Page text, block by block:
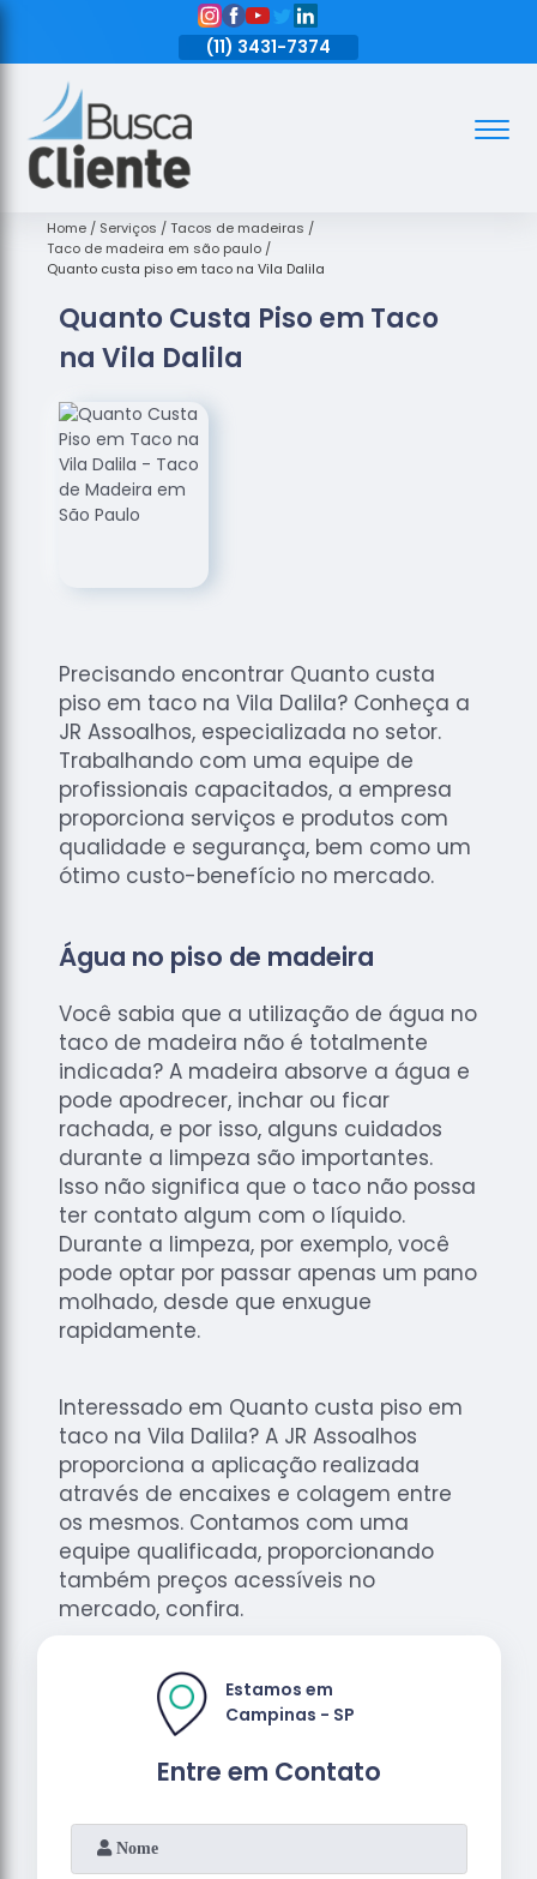
(11) 3431-7374
Assoalhos
de Madeira
Decks de
Empresas
de
de Madeira
Loja de
Assoalhos
Raspagem
Raspagem
de Tacos
de
Madeiras
Raspagens
de Pisos
Tacos de
Madeiras
Home Serviços
Tacos de madeiras
Taco de madeira em são paulo
Quanto custa piso em taco na Vila Dalila
Quanto Custa Piso em Taco
na Vila Dalila
Precisando encontrar Quanto custa
piso em taco na Vila Dalila? Conheça a
JR Assoalhos, especializada no setor.
Trabalhando com uma equipe de
profissionais capacitados, a empresa
proporciona serviços e produtos com
qualidade e segurança, bem como um
ótimo custo-benefício no mercado.
Água no piso de madeira
Você sabia que a utilização de água no
taco de madeira não é totalmente
indicada? A madeira absorve a água e
pode apodrecer, inchar ou ficar
rachada, e por isso, alguns cuidados
durante a limpeza são importantes.
Isso não significa que o taco não possa
ter contato algum com o líquido.
Durante a limpeza, por exemplo, você
pode optar por passar apenas um pano
molhado, desde que enxugue
rapidamente.
Interessado em Quanto custa piso em
taco na Vila Dalila? A JR Assoalhos
proporciona a aplicação realizada
através de encaixes e colagem entre
os mesmos. Contamos com uma
equipe qualificada, proporcionando
também preços acessíveis no
mercado, confira.
Entre em Contato
Estamos em
Campinas - SP